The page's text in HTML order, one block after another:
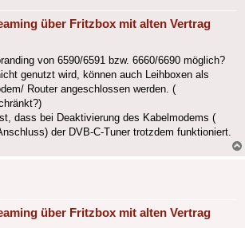
über Fritzbox mit alten Vertrag
von 6590/6591 bzw. 6660/6690 möglich?
genutzt wird, können auch Leihboxen als
Router angeschlossen werden. (
dass bei Deaktivierung des Kabelmodems (
der DVB-C-Tuner trotzdem funktioniert.
über Fritzbox mit alten Vertrag